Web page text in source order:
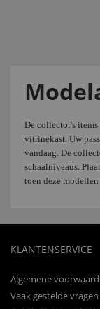
De collector's
vitrinekast. Uw
vandaag. De
schaalniveaus.
toen deze
KLANTENSERVICE
Algemene
Vaak gestelde vragen